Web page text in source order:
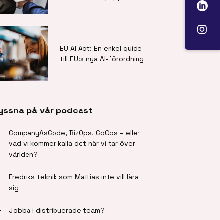
EU AI Act: En enkel guide
till EU:s nya AI-förordning
på vår podcast
CompanyAsCode, BizOps, CoOps – eller
vad vi kommer kalla det när vi tar över
världen?
Fredriks teknik som Mattias inte vill lära
sig
Jobba i distribuerade team?